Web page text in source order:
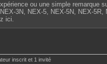
ou une simple remarque
3N, NEX-5, NEX-5N, NEX-5R,
ici.
inscrit et 1 invité